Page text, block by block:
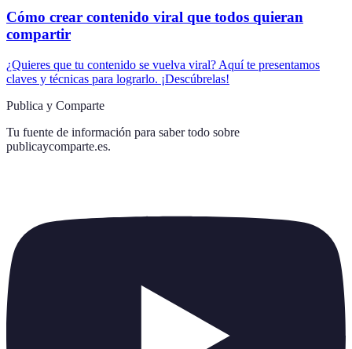
Cómo crear contenido viral que todos quieran
compartir
¿Quieres que tu contenido se vuelva viral? Aquí te presentamos
claves y técnicas para lograrlo. ¡Descúbrelas!
Publica y Comparte
Tu fuente de información para saber todo sobre
publicaycomparte.es.